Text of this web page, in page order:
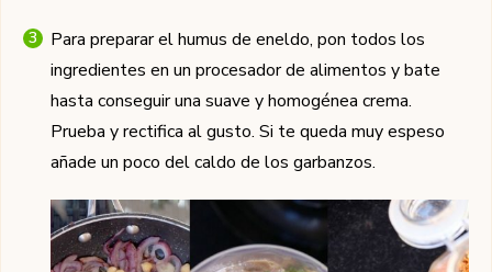
Para preparar el humus de eneldo, pon todos los
ingredientes en un procesador de alimentos y bate
hasta conseguir una suave y homogénea crema.
Prueba y rectifica al gusto. Si te queda muy espeso
añade un poco del caldo de los garbanzos.